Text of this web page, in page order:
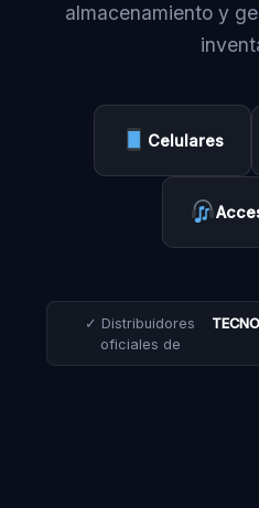
almacenamiento y
Celulares
✓ Distribuidores
oficiales de